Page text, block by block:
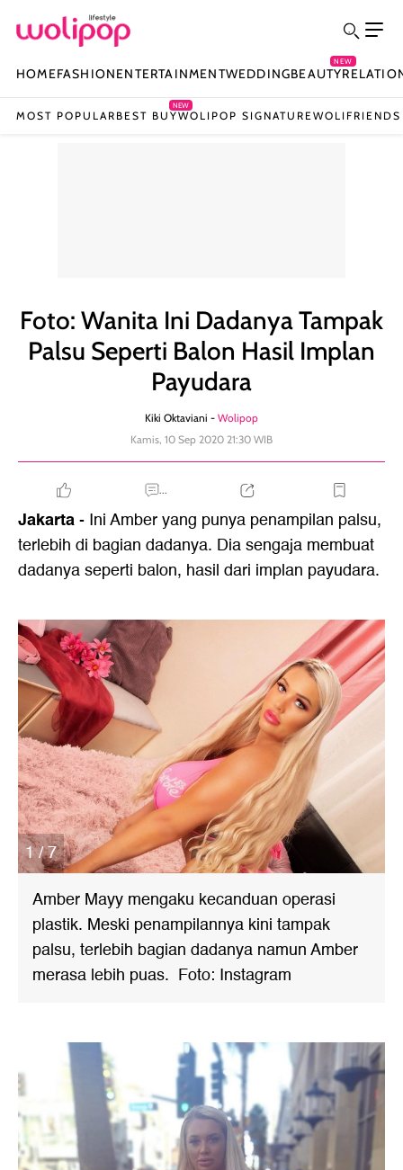
HOMEFASHIONENTERTAINMENTWEDDINGBEAUTY
NEW
MOST POPULAR BEST BUY
NEW
WOLIPOP SIGNATUREWOLIFRIENDS
Foto: Wanita Ini Dadanya Tampak
Palsu Seperti Balon Hasil Implan
Payudara
Kiki Oktaviani - Wolipop
Kamis, 10 Sep 2020 21:30 WIB
...
Jakarta- Ini Amber yang punya penampilan palsu,
terlebih di bagian dadanya. Dia sengaja membuat
dadanya seperti balon, hasil dari implan payudara.
1 / 7
Amber Mayy mengaku kecanduan operasi
plastik. Meski penampilannya kini tampak
palsu, terlebih bagian dadanya namun Amber
merasa lebih puas. Foto: Instagram